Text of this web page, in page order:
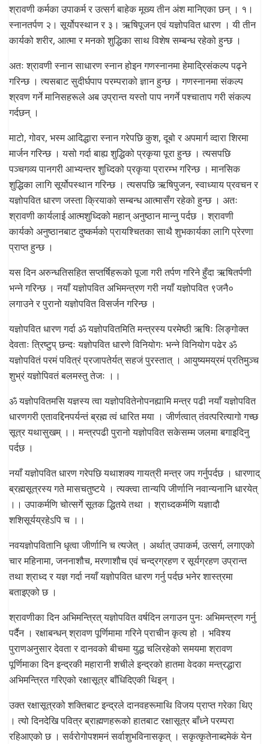
श्रावणी कर्मका उपाकर्म र उत्सर्ग बाहेक मूख्य तीन अंश मानिएका छन् । १।
स्नानतर्पण २। सूर्योपस्थान र ३। ऋषिपूजन एवं यज्ञोपवित धारण । यी तीन
कार्यको शरीर, आत्मा र मनको शुद्धिका साथ विशेष सम्बन्ध रहेको हुन्छ ।
अतः श्रावणी स्नान साधारण स्नान होइन गणस्नानमा हेमाद्रिसंकल्प पढ्ने
गरिन्छ । त्यसबाट सुदीर्घपाप परम्पराको ज्ञान हुन्छ । गणस्नानमा संकल्प
श्रवण गर्ने मानिसहरूले अब उप्रान्त यस्तो पाप नगर्ने पश्चाताप गरी संकल्प
गर्दछन् ।
माटो, गोवर, भस्म आदिद्धारा स्नान गरेपछि कुश, दूबो र अपमार्ग व्दारा शिरमा
मार्जन गरिन्छ । यसो गर्दा बाह्य शुद्धिको प्रकृया पूरा हुन्छ । त्यसपछि
पञ्चगव्य पानगरी आभ्यन्तर शुध्दिको प्रकृया प्रारम्भ गरिन्छ । मानसिक
शुद्धिका लागि सूर्योपस्थान गरिन्छ । त्यसपछि ऋषिपुजन, स्वाध्याय प्रवचन र
यज्ञोपवित धारण जस्ता क्रियाको सम्बन्ध आत्मासँग रहेको हुन्छ । अतः
श्रावणी कार्यलाई आत्मशुध्दिको महान् अनुष्ठान मान्नु पर्दछ । श्रावणी
कार्यको अनुष्ठानबाट दुष्कर्मको प्रायश्चितका साथै शुभकार्यका लागि प्रेरणा
प्राप्त हुन्छ ।
यस दिन अरुन्धतिसहित सप्तर्षिहरूको पूजा गरी तर्पण गरिने हुँदा ऋषितर्पणी
भन्ने गरिन्छ । नयाँ यज्ञोपवित अभिमन्त्रण गरी नयाँ यज्ञोपवित ९जनै०
लगाउने र पुरानो यज्ञोपवित विसर्जन गरिन्छ ।
यज्ञोपवित धारण गर्दा ॐ यज्ञोपवितमिति मन्त्रस्य परमेष्ठी ऋषिः लिङ्गोक्त
देवताः त्रिष्टुप् छन्दः यज्ञोपवित धारणे विनियोगः भन्ने विनियोग पढेर ॐ
यज्ञोपवितं परमं पवित्रं प्रजापतेर्यत् सहजं पुरस्तात् । आयुष्यमय्रमं प्रतिमुञ्च
शुभ्रं यज्ञोपिवतं बलमस्तु तेजः ।।
ॐ यज्ञोपवितमसि यज्ञस्य त्वा यज्ञोपवितेनोपनह्यामि मन्त्र पढी नयाँ यज्ञोपवित
धारणगरी एतावद्दिनपर्यन्तं ब्रह्म त्वं धारित मया । जीर्णत्वात् तंवत्परित्यागो गच्छ
सूत्र यथासुखम् ।। मन्त्रपढी पुरानो यज्ञोपवित सकेसम्म जलमा बगाइदिनु
पर्दछ ।
नयाँ यज्ञोपवित धारण गरेपछि यथाशक्य गायत्री मन्त्र जप गर्नुपर्दछ । धारणाद्
ब्रह्मसूत्रस्य गते मासचतुष्टये । त्यक्त्वा तान्यपि जीर्णानि नवान्यनानि धारयेत्
।। उपाकर्मणि चोत्सर्गे सूतक द्धितये तथा । श्राध्दकर्मणि यज्ञादौ
शशिसूर्यय्रहेऽपि च ।।
नवयज्ञोपवितानि धृत्वा जीर्णानि च त्यजेत् । अर्थात् उपाकर्म, उत्सर्ग, लगाएको
चार महिनामा, जननाशौच, मरणाशौच एवं चन्द्रग्रहण र सूर्यग्रहण उप्रान्त
तथा श्राध्द र यज्ञ गर्दा नयाँ यज्ञोपवित धारण गर्नु पर्दछ भनेर शास्त्रमा
बताइएको छ ।
श्रावणीका दिन अभिमन्त्रित् यज्ञोपवित वर्षदिन लगाउन पुनः अभिमन्त्रण गर्नु
पर्दैन । रक्षाबन्धन् श्रावण पूर्णिमामा गरिने प्राचीन कृत्य हो । भविश्य
पुराणअनुसार देवता र दानवको बीचमा युद्ध चलिरहेको समयमा श्रावण
पूर्णिमाका दिन इन्द्रकी महारानी शचीले इन्द्रको हातमा वेदका मन्त्रद्धारा
अभिमन्त्रित गरिएको रक्षासूत्र बाँधिदिएकी थिइन् ।
उक्त रक्षासूत्रको शक्तिबाट इन्द्रले दानवहरूमाथि विजय प्राप्त गरेका थिए
। त्यो दिनदेखि पवित्र ब्राह्मणहरूको हातबाट रक्षासूत्र बाँध्ने परम्परा
रहिआएको छ । सर्वरोगोपशमनं सर्वाशुभविनासकृत् । सकृत्कृतेनाब्दमेकं येन